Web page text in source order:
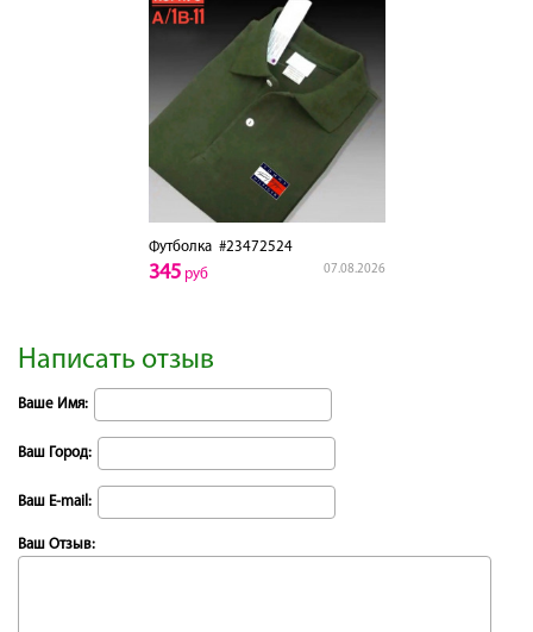
Футболка#23472524
07.08.2026
345руб
Написать отзыв
Ваше Имя:
Ваш Город:
Ваш E-mail:
Ваш Отзыв: